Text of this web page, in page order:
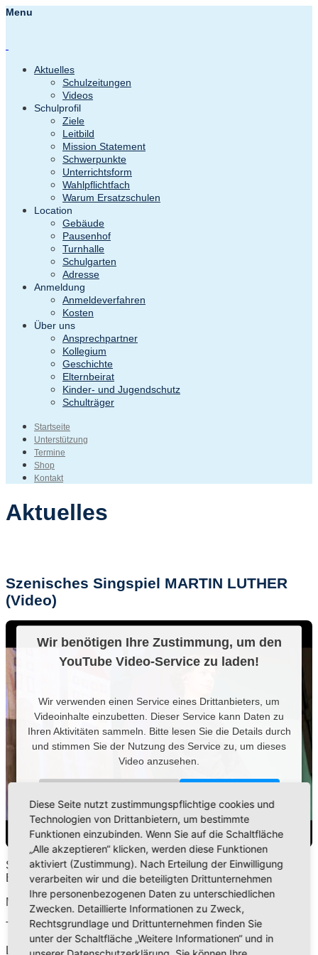
Menu
Aktuelles
Schulzeitungen
Videos
Schulprofil
Ziele
Leitbild
Mission Statement
Schwerpunkte
Unterrichtsform
Wahlpflichtfach
Warum Ersatzschulen
Location
Gebäude
Pausenhof
Turnhalle
Schulgarten
Adresse
Anmeldung
Anmeldeverfahren
Kosten
Über uns
Ansprechpartner
Kollegium
Geschichte
Elternbeirat
Kinder- und Jugendschutz
Schulträger
Startseite
Unterstützung
Termine
Shop
Kontakt
Aktuelles
Szenisches Singspiel MARTIN LUTHER
(Video)
Wir benötigen Ihre Zustimmung, um den
YouTube Video-Service zu laden!
Wir verwenden einen Service eines Drittanbieters, um
Videoinhalte einzubetten. Dieser Service kann Daten zu
Ihren Aktivitäten sammeln. Bitte lesen Sie die Details durch
und stimmen Sie der Nutzung des Service zu, um dieses
Video anzusehen.
Powered by USERCENTRICS CONSENT MANAGEMENT
PLATFORM
Szenisches Singspiel MARTIN LUTHER, aufgeführt von der
Elisa-Schule in Herbolzheim-Tutschfelden.
Musik: INGO BREDENBACH 2004
Text: ANNA M. BREDENBACH 2004
Leitung: EVA PAUL
Diese Seite nutzt zustimmungspflichtige cookies und
Technologien von Drittanbietern, um bestimmte
Funktionen einzubinden. Wenn Sie auf die Schaltfläche
„Alle akzeptieren“ klicken, werden diese Funktionen
aktiviert (Zustimmung). Nach Erteilung der Einwilligung
verarbeiten wir und die beteiligten Drittunternehmen
Ihre personenbezogenen Daten zu unterschiedlichen
Zwecken. Detaillierte Informationen zu Zweck,
Rechtsgrundlage und Drittunternehmen finden Sie
unter der Schaltfläche „Weitere Informationen“ und in